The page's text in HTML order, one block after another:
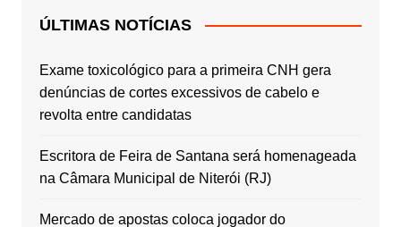
ÚLTIMAS NOTÍCIAS
Exame toxicológico para a primeira CNH gera
denúncias de cortes excessivos de cabelo e
revolta entre candidatas
Escritora de Feira de Santana será homenageada
na Câmara Municipal de Niterói (RJ)
Mercado de apostas coloca jogador do